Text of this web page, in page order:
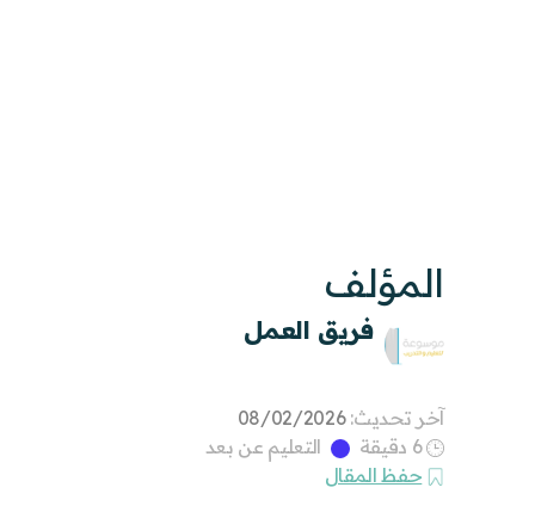
المؤلف
فريق العمل
آخر تحديث:08/02/2026
6 دقيقة
التعليم عن بعد
حفظ المقال